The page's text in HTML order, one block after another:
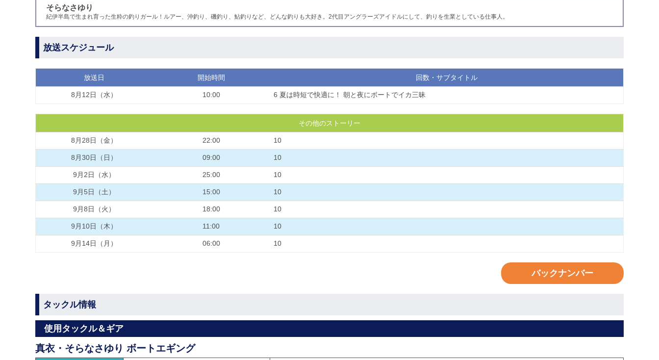
そらなさゆり
紀伊半島で生まれ育った生粋の釣りガール！ルアー、沖釣り、磯釣り、鮎釣りなど、どんな釣りも大好き。2代目アングラーズアイドルにして、釣りを生業としている仕事人。
放送スケジュール
放送日 開始時間 回数・サブタイトル
8月12日（水） 10:00 6 夏は時短で快適に！ 朝と夜にボートでイカ三昧
その他のストーリー
8月28日（金） 22:00 10
8月30日（日） 09:00 10
9月2日（水） 25:00 10
9月5日（土） 15:00 10
9月8日（火） 18:00 10
9月10日（木） 11:00 10
9月14日（月） 06:00 10
バックナンバー
タックル情報
使用タックル＆ギア
真衣・そらなさゆり ボートエギング